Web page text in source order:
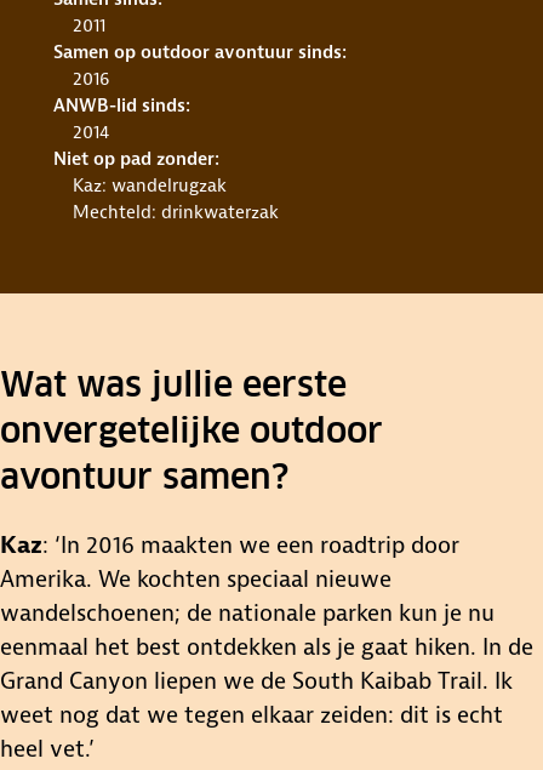
2011
Samen op outdoor avontuur sinds:
2016
ANWB-lid sinds:
2014
Niet op pad zonder:
Kaz: wandelrugzak
Mechteld: drinkwaterzak
Wat was jullie eerste
onvergetelijke outdoor
avontuur samen?
Kaz: ‘In 2016 maakten we een roadtrip door
Amerika. We kochten speciaal nieuwe
wandelschoenen; de nationale parken kun je nu
eenmaal het best ontdekken als je gaat hiken. In de
Grand Canyon liepen we de South Kaibab Trail. Ik
weet nog dat we tegen elkaar zeiden: dit is echt
heel vet.’